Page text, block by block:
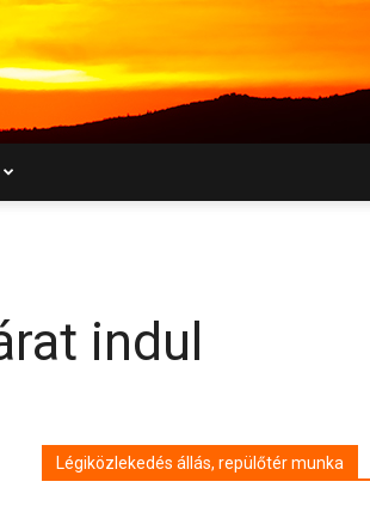
indul
Légiközlekedés állás, repülőtér munka